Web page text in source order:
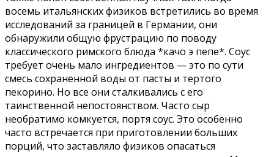
восемь итальянских физиков встретились во время
исследований за границей в Германии, они
обнаружили общую фрустрацию по поводу
классического римского блюда *качо э пепе*. Соус
требует очень мало ингредиентов — это по сути
смесь сохраненной воды от пасты и тертого
пекорино. Но все они сталкивались с его
таинственной непостоянством. Часто сыр
необратимо комкуется, портя соус. Это особенно
часто встречается при приготовлении больших
порций, что заставляло физиков опасаться